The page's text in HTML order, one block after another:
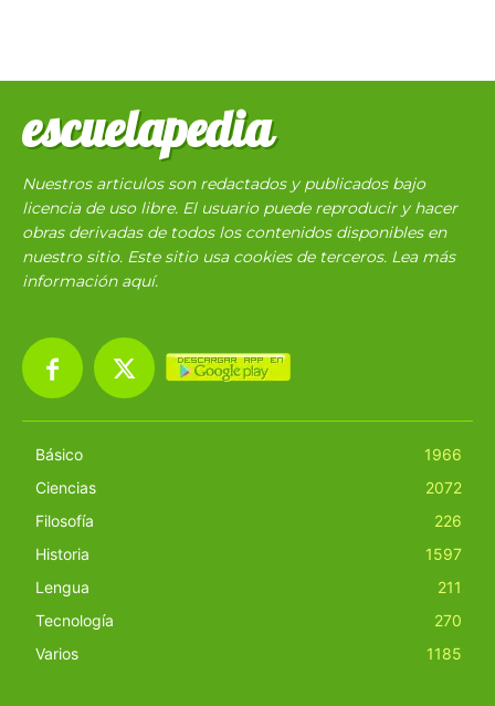
escuelapedia
Nuestros articulos son redactados y publicados bajo
licencia de uso libre. El usuario puede reproducir y hacer
obras derivadas de todos los contenidos disponibles en
nuestro sitio. Este sitio usa cookies de terceros. Lea más
información aquí.
Básico
1966
Ciencias
2072
Filosofía
226
Historia
1597
Lengua
211
Tecnología
270
Varios
1185